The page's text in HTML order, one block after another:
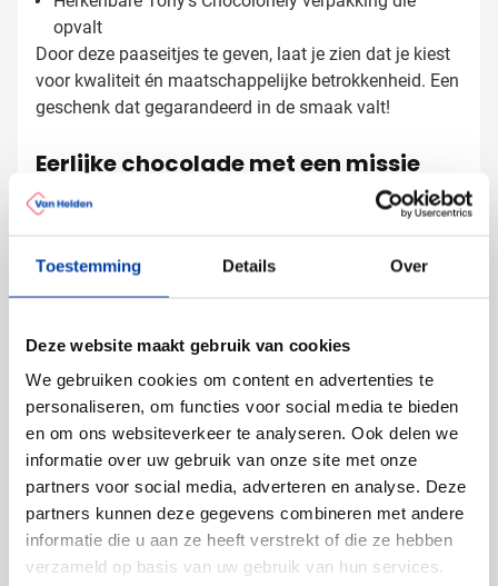
Toestemming Details Over
Deze website maakt gebruik van cookies
We gebruiken cookies om content en advertenties te
personaliseren, om functies voor social media te bieden
en om ons websiteverkeer te analyseren. Ook delen we
informatie over uw gebruik van onze site met onze
partners voor social media, adverteren en analyse. Deze
partners kunnen deze gegevens combineren met andere
informatie die u aan ze heeft verstrekt of die ze hebben
verzameld op basis van uw gebruik van hun services.
opvalt
Door deze paaseitjes te geven, laat je zien dat je kiest
voor kwaliteit én maatschappelijke betrokkenheid. Een
geschenk dat gegarandeerd in de smaak valt!
Eerlijke chocolade met een missie
Tony's Chocolonely staat bekend om hun missie tegen
kinderarbeid en slavernij in de cacaosector. Door te
eerlijkere chocoladeketen. De melkchocolade met
karamel zeezout is bovendien een van de meest
dat je een hit scoort bij je relaties.
Verpakkingsmogelijkheden voor je
paaseitjes
Maak je geschenk compleet met een persoonlijke
touch:
Voeg een persoonlijke paaskaart toe met jouw
boodschap
Kies voor een luxe geschenkverpakking voor extra
impact
Combineer met andere paasartikelen voor een